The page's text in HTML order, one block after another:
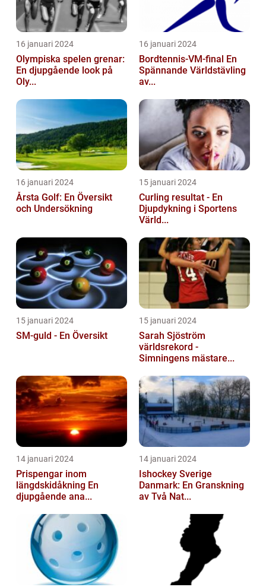
16 januari 2024
Olympiska spelen grenar:
En djupgående look på
Oly...
16 januari 2024
Bordtennis-VM-final En
Spännande Världstävling
av...
16 januari 2024
Årsta Golf: En Översikt
och Undersökning
15 januari 2024
Curling resultat - En
Djupdykning i Sportens
Värld...
15 januari 2024
SM-guld - En Översikt
15 januari 2024
Sarah Sjöström
världsrekord -
Simningens mästare...
14 januari 2024
Prispengar inom
längdskidåkning En
djupgående ana...
14 januari 2024
Ishockey Sverige
Danmark: En Granskning
av Två Nat...